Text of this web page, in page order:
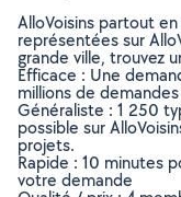
AlloVoisins partout
représentées sur
grande ville, trouvez
Efficace : Une
millions de
Généraliste : 1 250
possible sur
projets.
Rapide : 10 minutes
votre demande